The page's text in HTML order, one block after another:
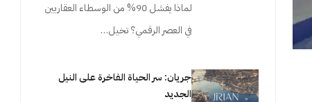
لماذا يفشل 90% من الوسطاء العقاريين
في العصر الرقمي؟ تخيل…
جريان: سر الحياة الفاخرة على النيل
الجديد